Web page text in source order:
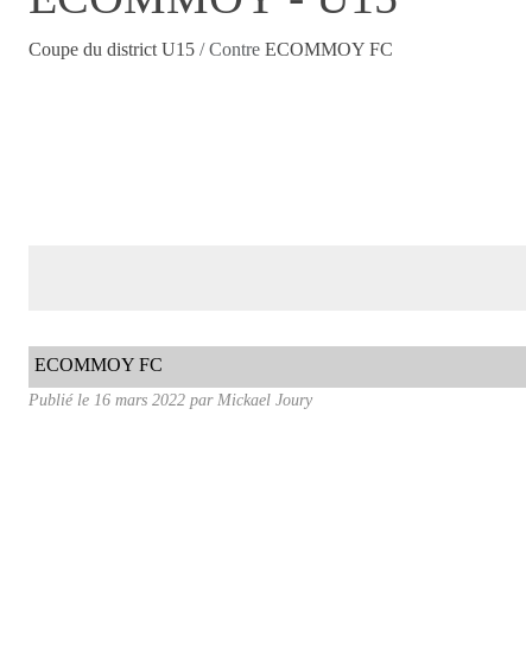
Coupe du district U15 / Contre ECOMMOY FC
ECOMMOY FC
Publié le 16 mars 2022 par Mickael Joury